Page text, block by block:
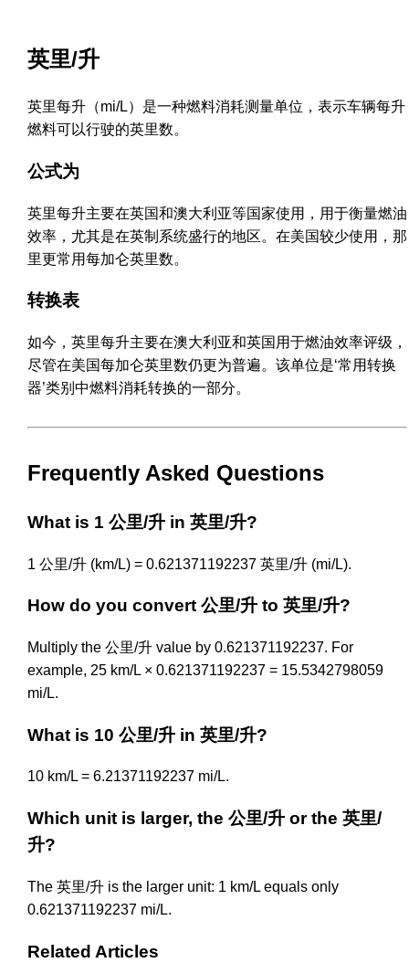
英里/升
英里每升（mi/L）是一种燃料消耗测量单位，表示车辆每升
燃料可以行驶的英里数。
公式为
英里每升主要在英国和澳大利亚等国家使用，用于衡量燃油
效率，尤其是在英制系统盛行的地区。在美国较少使用，那
里更常用每加仑英里数。
转换表
如今，英里每升主要在澳大利亚和英国用于燃油效率评级，
尽管在美国每加仑英里数仍更为普遍。该单位是‘常用转换
器’类别中燃料消耗转换的一部分。
Frequently Asked Questions
What is 1 公里/升 in 英里/升?
1 公里/升 (km/L) = 0.621371192237 英里/升 (mi/L).
How do you convert 公里/升 to 英里/升?
Multiply the 公里/升 value by 0.621371192237. For
example, 25 km/L × 0.621371192237 = 15.5342798059
mi/L.
What is 10 公里/升 in 英里/升?
10 km/L = 6.21371192237 mi/L.
Which unit is larger, the 公里/升 or the 英里/
升?
The 英里/升 is the larger unit: 1 km/L equals only
0.621371192237 mi/L.
Related Articles